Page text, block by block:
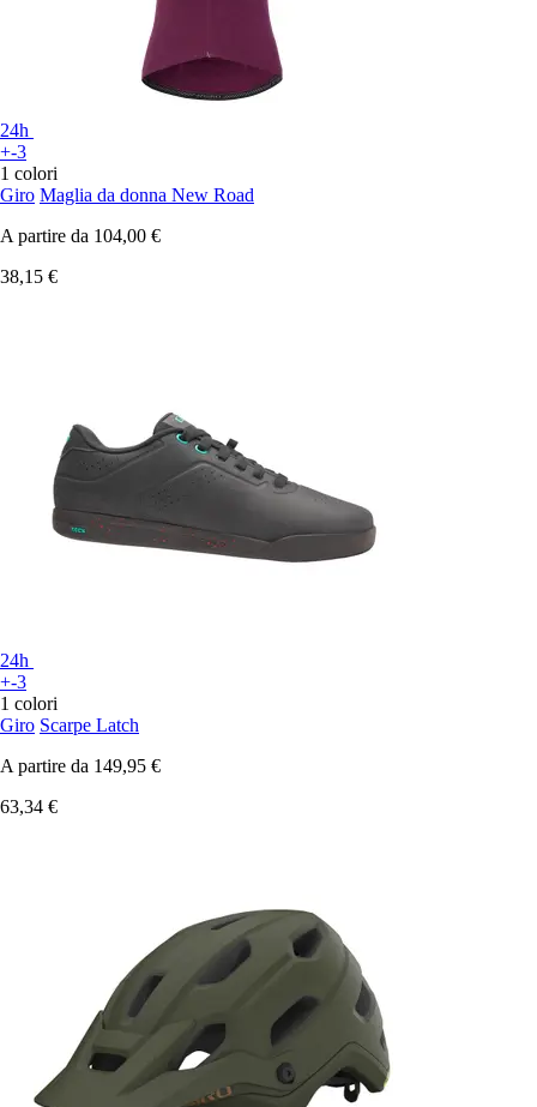
24h
+-3
1 colori
Giro Maglia da donna New Road
A partire da 104,00 €
38,15 €
24h
+-3
1 colori
Giro Scarpe Latch
A partire da 149,95 €
63,34 €